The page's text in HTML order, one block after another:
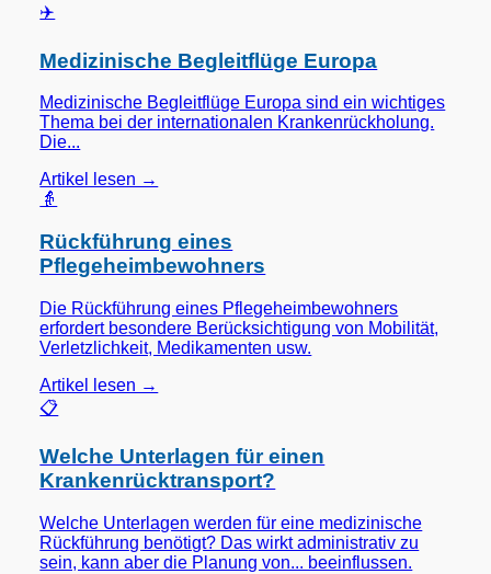
✈️
Medizinische Begleitflüge Europa
Medizinische Begleitflüge Europa sind ein wichtiges
Thema bei der internationalen Krankenrückholung.
Die...
Artikel lesen →
👵
Rückführung eines
Pflegeheimbewohners
Die Rückführung eines Pflegeheimbewohners
erfordert besondere Berücksichtigung von Mobilität,
Verletzlichkeit, Medikamenten usw.
Artikel lesen →
📋
Welche Unterlagen für einen
Krankenrücktransport?
Welche Unterlagen werden für eine medizinische
Rückführung benötigt? Das wirkt administrativ zu
sein, kann aber die Planung von... beeinflussen.